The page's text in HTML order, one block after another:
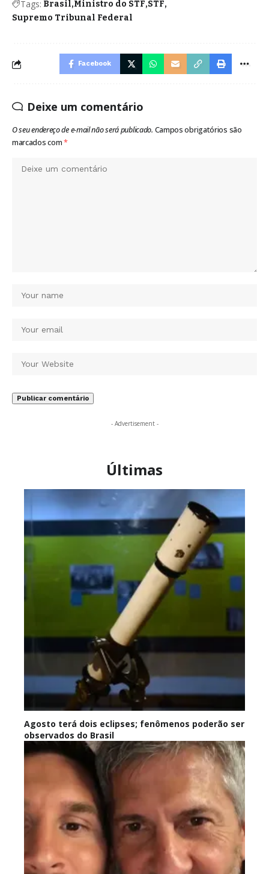
Tags: Brasil Ministro do STF STF
Supremo Tribunal Federal
Facebook
Deixe um comentário
O seu endereço de e-mail não será publicado. Campos obrigatórios são
marcados com*
- Advertisement -
Últimas
Agosto terá dois eclipses; fenômenos poderão ser
observados do Brasil